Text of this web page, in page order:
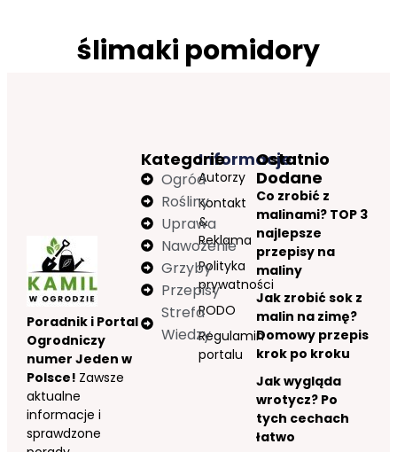
ślimaki pomidory
Poradnik i Portal
Ogrodniczy
numer Jeden w
Polsce! Zawsze
aktualne
informacje i
sprawdzone
Informacje
Autorzy
Kontakt
&
Reklama
Polityka
prywatności
RODO
Regulamin
portalu
Kategorie
Ogród
Rośliny
Uprawa
Nawożenie
Grzyby
Przepisy
Strefa
Wiedzy
Ostatnio
Dodane
Co zrobić z
malinami? TOP 3
najlepsze
przepisy na
maliny
Jak zrobić sok z
malin na zimę?
Domowy przepis
krok po kroku
Jak wygląda
wrotycz? Po
tych cechach
łatwo